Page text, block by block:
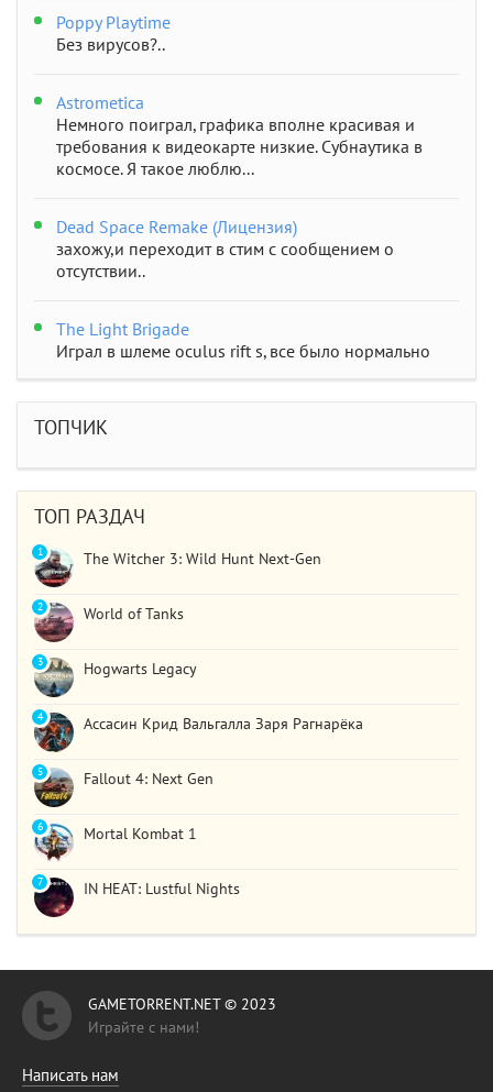
Poppy Playtime
Без вирусов?..
Astrometica
Немного поиграл, графика вполне красивая и
требования к видеокарте низкие. Субнаутика в
космосе. Я такое люблю...
Dead Space Remake (Лицензия)
захожу,и переходит в стим с сообщением о
отсутствии..
The Light Brigade
Играл в шлеме oculus rift s, все было нормально
сюжет и..
ТОПЧИК
ТОП РАЗДАЧ
The Witcher 3: Wild Hunt Next-Gen
1
World of Tanks
2
Hogwarts Legacy
3
Ассасин Крид Вальгалла Заря Рагнарёка
4
Fallout 4: Next Gen
5
Mortal Kombat 1
6
IN HEAT: Lustful Nights
7
GAMETORRENT.NET © 2023
Играйте с нами!
Написать нам